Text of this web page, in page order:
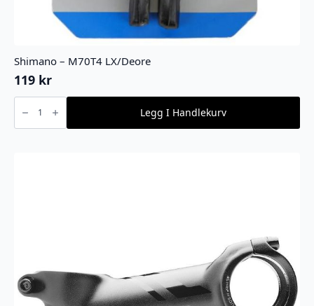
Shimano – M70T4 LX/Deore
119 kr
Shimano
M70T4
LX/Deore
Legg I Handlekurv